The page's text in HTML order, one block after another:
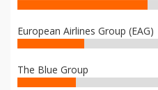
European Airlines Group (EAG)
The Blue Group